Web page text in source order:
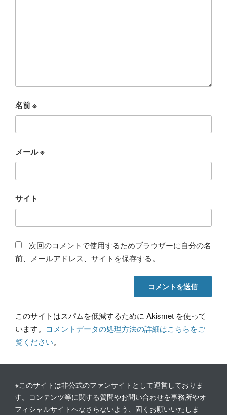
名前※
メール※
サイト
次回のコメントで使用するためブラウザーに自分の名
前、メールアドレス、サイトを保存する。
このサイトはスパムを低減するために Akismet を使って
います。 コメントデータの処理方法の詳細はこちらをご
覧ください。
※このサイトは非公式のファンサイトとして運営しておりま
す。コンテンツ等に関する質問やお問い合わせを事務所やオ
フィシャルサイトへなさらないよう、固くお願いいたしま